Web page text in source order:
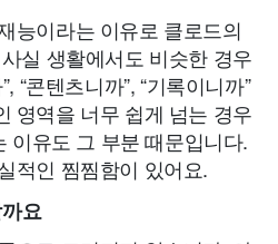
능이라는 이유로 클로드의
실 생활에서도 비슷한 경우
“콘텐츠니까”, “기록이니까”
영역을 너무 쉽게 넘는 경우
이유도 그 부분 때문입니다.
적인 찜찜함이 있어요.
요